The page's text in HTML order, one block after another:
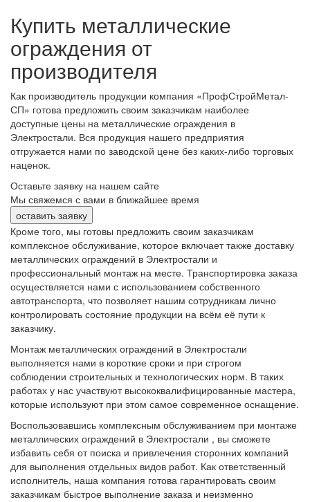
Купить металлические
ограждения от
производителя
Как производитель продукции компания «ПрофСтройМетал-
СП» готова предложить своим заказчикам наиболее
доступные цены на металлические ограждения в
Электростали. Вся продукция нашего предприятия
отгружается нами по заводской цене без каких-либо торговых
наценок.
Оставьте заявку на нашем сайте
Мы свяжемся с вами в ближайшее время
оставить заявку
Кроме того, мы готовы предложить своим заказчикам
комплексное обслуживание, которое включает также доставку
металлических ограждений в Электростали и
профессиональный монтаж на месте. Транспортировка заказа
осуществляется нами с использованием собственного
автотранспорта, что позволяет нашим сотрудникам лично
контролировать состояние продукции на всём её пути к
заказчику.
Монтаж металлических ограждений в Электростали
выполняется нами в короткие сроки и при строгом
соблюдении строительных и технологических норм. В таких
работах у нас участвуют высококвалифицированные мастера,
которые используют при этом самое современное оснащение.
Воспользовавшись комплексным обслуживанием при монтаже
металлических ограждений в Электростали , вы сможете
избавить себя от поиска и привлечения сторонних компаний
для выполнения отдельных видов работ. Как ответственный
исполнитель, наша компания готова гарантировать своим
заказчикам быстрое выполнение заказа и неизменно